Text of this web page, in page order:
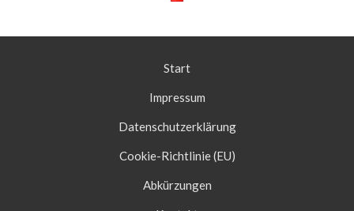
Start
Impressum
Datenschutzerklärung
Cookie-Richtlinie (EU)
Abkürzungen